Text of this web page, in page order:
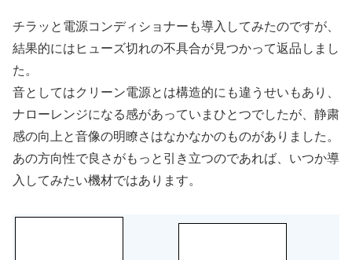
チラッと電源コンディショナーも導入してみたのですが、
結果的にはヒューズ切れの不具合が見つかって返品しまし
た。
音としてはクリーン電源とは構造的にも違うせいもあり、
ナローレンジになる感があっていまひとつでしたが、静粛
感の向上と音像の明瞭さはなかなかのものがありました。
あの方向性で良さがもっと引き立つのであれば、いつか導
入してみたい機材ではあります。